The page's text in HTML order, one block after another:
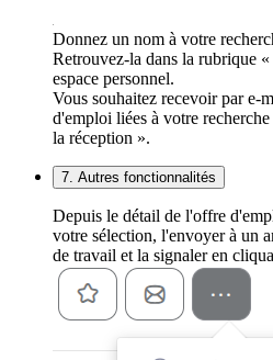
Donnez un nom à votre
Retrouvez-la dans la rubrique
espace personnel.
Vous souhaitez recevoir par e-
d'emploi liées à votre
la réception ».
7. Autres fonctionnalités
Depuis le détail de l'offre
votre sélection, l'envoyer à un
de travail et la signaler en